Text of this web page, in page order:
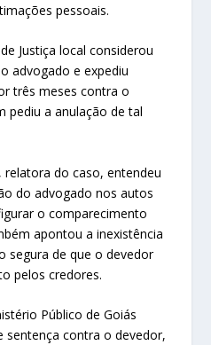
pessoais.
Justiça local considerou
advogado e expediu
três meses contra o
pediu a anulação de tal
relatora do caso, entendeu
do advogado nos autos
o comparecimento
apontou a inexistência
segura de que o devedor
pelos credores.
Público de Goiás
contra o devedor,